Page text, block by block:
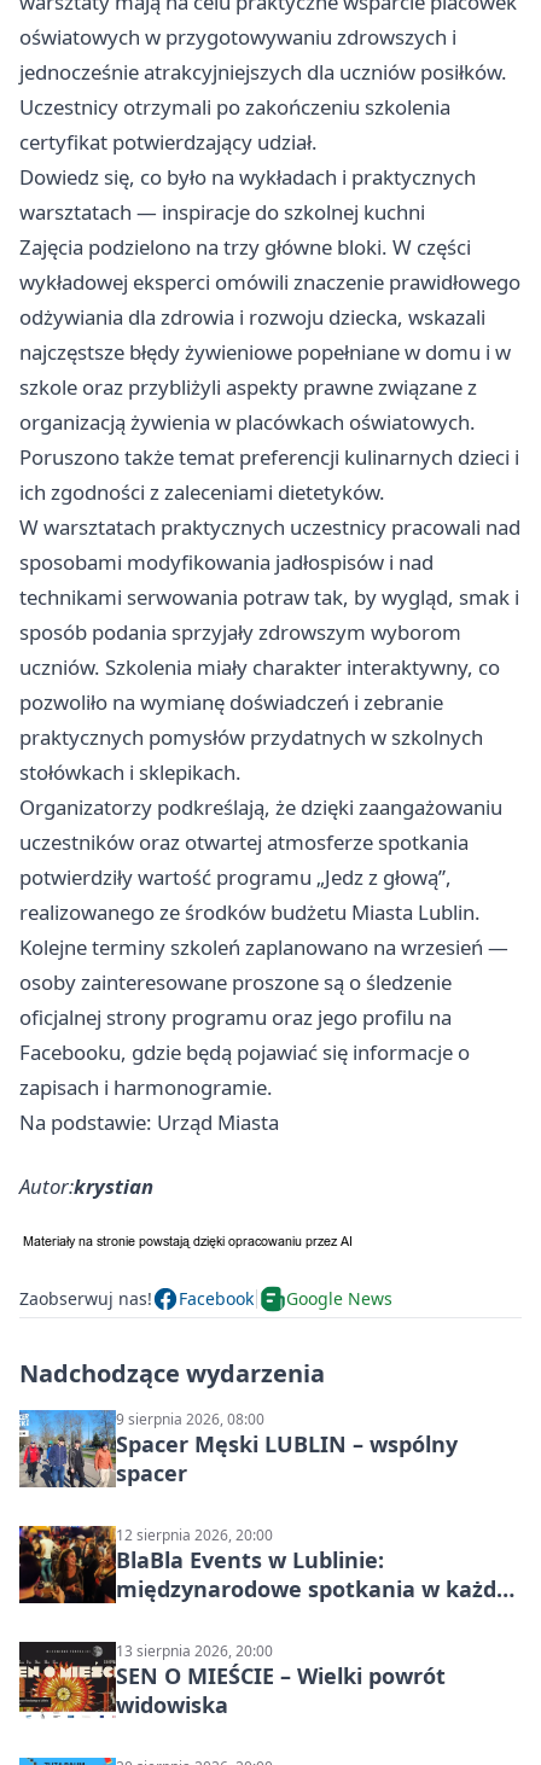
oświatowych w przygotowywaniu zdrowszych i
jednocześnie atrakcyjniejszych dla uczniów posiłków.
Uczestnicy otrzymali po zakończeniu szkolenia
certyfikat potwierdzający udział.
Dowiedz się, co było na wykładach i praktycznych
warsztatach — inspiracje do szkolnej kuchni
Zajęcia podzielono na trzy główne bloki. W części
wykładowej eksperci omówili znaczenie prawidłowego
odżywiania dla zdrowia i rozwoju dziecka, wskazali
najczęstsze błędy żywieniowe popełniane w domu i w
szkole oraz przybliżyli aspekty prawne związane z
organizacją żywienia w placówkach oświatowych.
Poruszono także temat preferencji kulinarnych dzieci i
ich zgodności z zaleceniami dietetyków.
W warsztatach praktycznych uczestnicy pracowali nad
sposobami modyfikowania jadłospisów i nad
technikami serwowania potraw tak, by wygląd, smak i
sposób podania sprzyjały zdrowszym wyborom
uczniów. Szkolenia miały charakter interaktywny, co
pozwoliło na wymianę doświadczeń i zebranie
praktycznych pomysłów przydatnych w szkolnych
stołówkach i sklepikach.
Organizatorzy podkreślają, że dzięki zaangażowaniu
uczestników oraz otwartej atmosferze spotkania
potwierdziły wartość programu „Jedz z głową”,
realizowanego ze środków budżetu Miasta Lublin.
Kolejne terminy szkoleń zaplanowano na wrzesień —
osoby zainteresowane proszone są o śledzenie
oficjalnej strony programu oraz jego profilu na
Facebooku, gdzie będą pojawiać się informacje o
zapisach i harmonogramie.
Na podstawie: Urząd Miasta
Autor:krystian
Zaobserwuj nas! Facebook Google News
Nadchodzące wydarzenia
9 sierpnia 2026, 08:00
Spacer Męski LUBLIN – wspólny
spacer
12 sierpnia 2026, 20:00
BlaBla Events w Lublinie:
międzynarodowe spotkania w każdą
13 sierpnia 2026, 20:00
SEN O MIEŚCIE – Wielki powrót
widowiska